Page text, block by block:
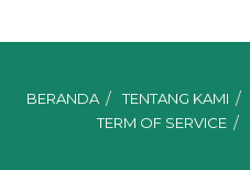
BERANDA TENTANG KAMI
TERM OF SERVICE